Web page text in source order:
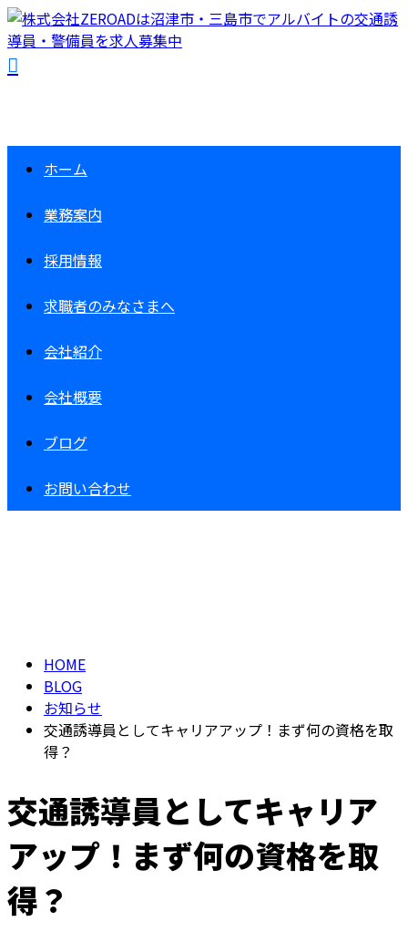
ホーム
業務案内
採用情報
求職者のみなさまへ
会社紹介
会社概要
ブログ
お問い合わせ
HOME
BLOG
お知らせ
交通誘導員としてキャリアアップ！まず何の資格を取
得？
交通誘導員としてキャリア
アップ！まず何の資格を取
得？